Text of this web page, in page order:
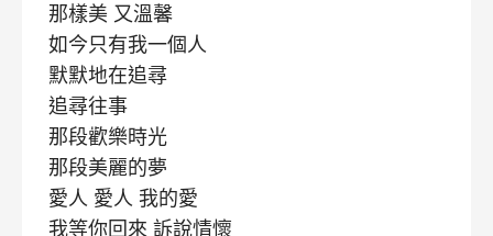
那樣美 又溫馨
如今只有我一個人
默默地在追尋
追尋往事
那段歡樂時光
那段美麗的夢
愛人 愛人 我的愛
我等你回來 訴說情懷